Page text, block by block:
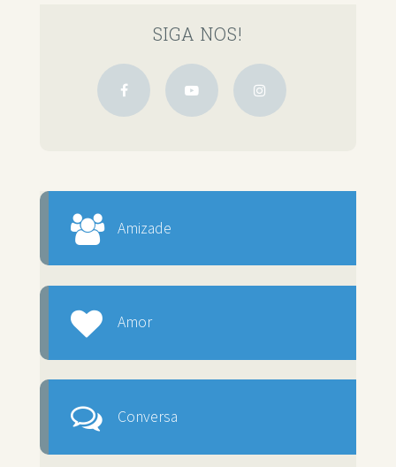
SIGA NOS!
Amizade
Amor
Conversa